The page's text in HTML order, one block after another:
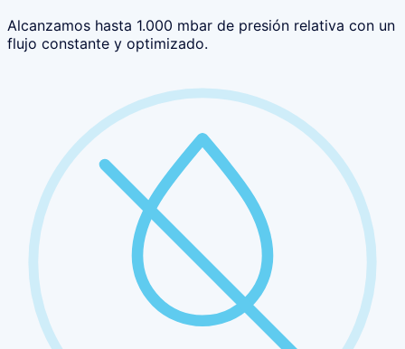
Alcanzamos hasta 1.000 mbar de presión relativa con un
flujo constante y optimizado.